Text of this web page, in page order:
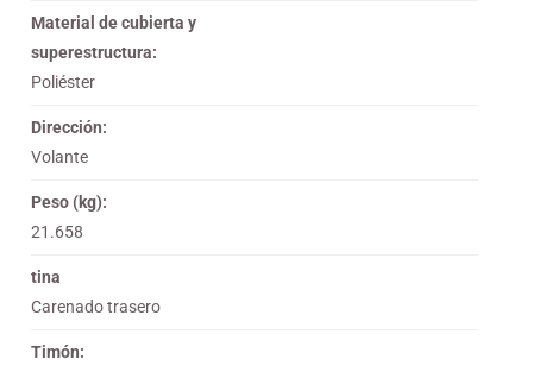
Material de cubierta y
superestructura:
Poliéster
Dirección:
Volante
Peso (kg):
21.658
tina
Carenado trasero
Timón: